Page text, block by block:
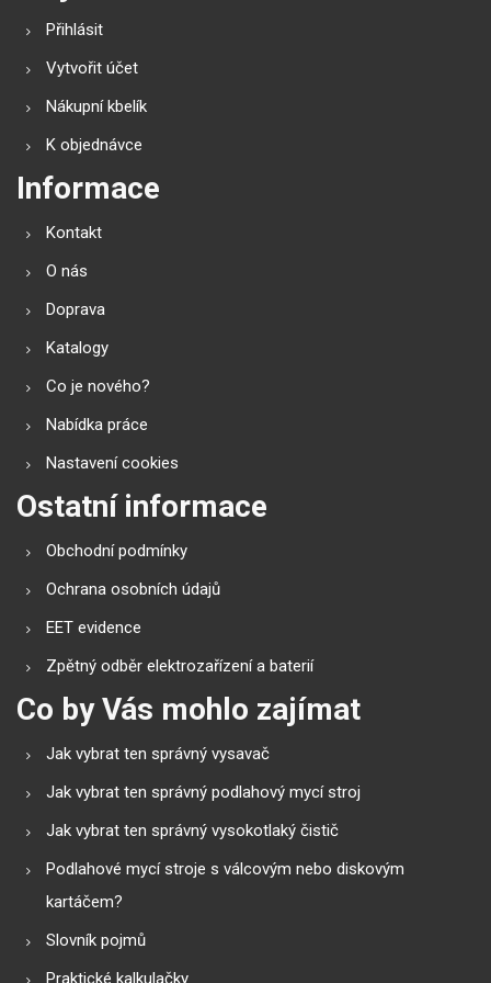
Přihlásit
Vytvořit účet
Nákupní kbelík
K objednávce
Informace
Kontakt
O nás
Doprava
Katalogy
Co je nového?
Nabídka práce
Nastavení cookies
Ostatní informace
Obchodní podmínky
Ochrana osobních údajů
EET evidence
Zpětný odběr elektrozařízení a baterií
Co by Vás mohlo zajímat
Jak vybrat ten správný vysavač
Jak vybrat ten správný podlahový mycí stroj
Jak vybrat ten správný vysokotlaký čistič
Podlahové mycí stroje s válcovým nebo diskovým
kartáčem?
Slovník pojmů